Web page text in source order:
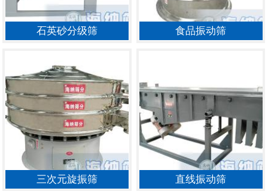
石英砂分级筛 食品振动筛
三次元旋振筛 直线振动筛